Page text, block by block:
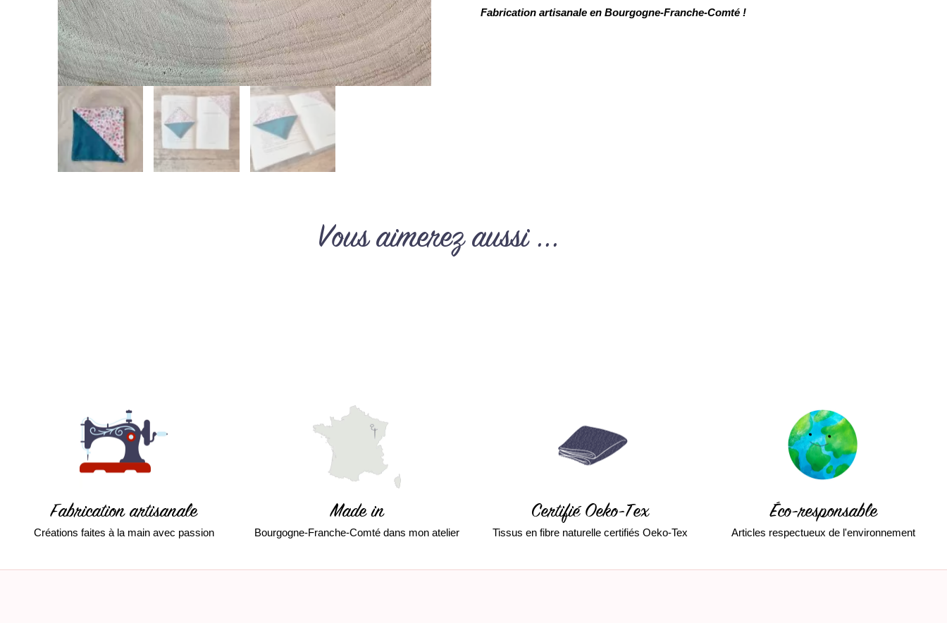
Fabrication artisanale en Bourgogne-Franche-Comté !
Vous aimerez aussi ...
Fabrication artisanale
Créations faites à la main avec passion
Made in
Bourgogne-Franche-Comté dans mon atelier
Certifié Oeko-Tex
Tissus en fibre naturelle certifiés Oeko-Tex
Éco-responsable
Articles respectueux de l'environnement